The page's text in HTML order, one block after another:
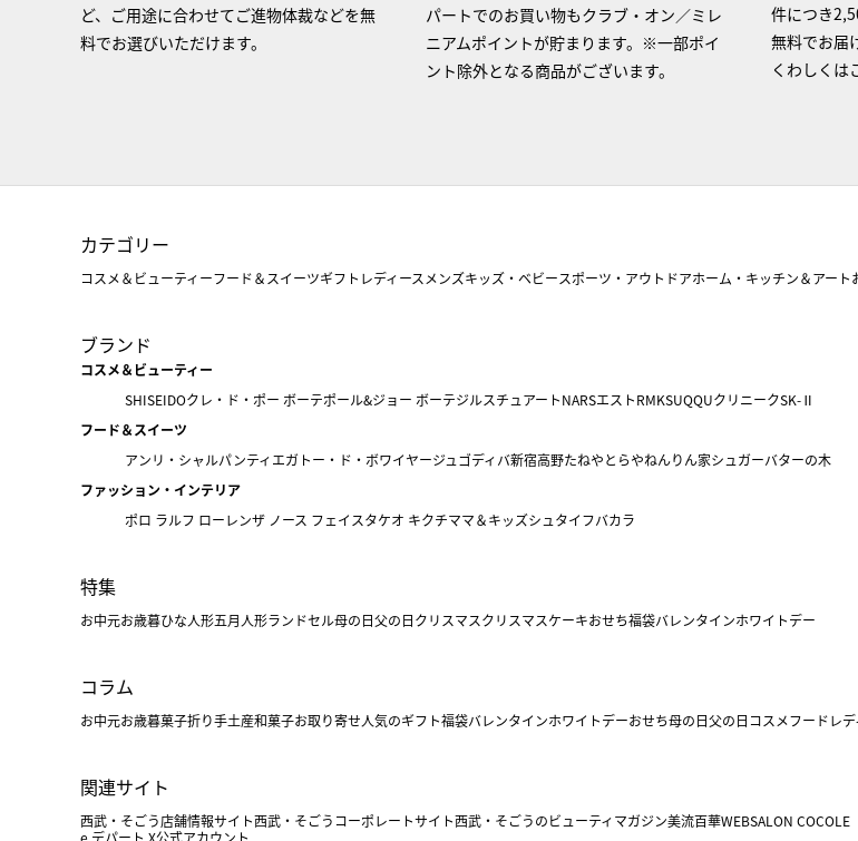
ど、ご用途に合わせてご進物体裁などを無
料でお選びいただけます。
パートでのお買い物もクラブ・オン／ミレ
ニアムポイントが貯まります。※一部ポイ
ント除外となる商品がございます。
件につき
無料でお届
くわしくは
カテゴリー
コスメ＆ビューティーフード＆スイーツギフト レディースメンズキッズ・ベビースポーツ・アウトドアホーム・キッチン＆アート
ブランド
コスメ＆ビューティー
SHISEIDOクレ・ド・ポー ボーテポール&ジョー ボーテジルスチュアートNARSエストRMKSUQQUクリニークSK-Ⅱ
フード＆スイーツ
アンリ・シャルパンティエガトー・ド・ボワイヤージュゴディバ新宿高野たねやとらやねんりん家シュガーバターの木
ファッション・インテリア
ポロ ラルフ ローレンザ ノース フェイスタケオ キクチママ＆キッズシュタイフバカラ
特集
お中元お歳暮ひな人形五月人形ランドセル母の日父の日クリスマスクリスマスケーキおせち福袋バレンタインホワイトデー
コラム
お中元お歳暮菓子折り手土産和菓子お取り寄せ人気のギフト福袋バレンタインホワイトデーおせち母の日父の日 コスメフードレ
関連サイト
西武・そごう店舗情報サイト西武・そごうコーポレートサイト西武・そごうのビューティマガジン美流百華WEBSALON COCOLE